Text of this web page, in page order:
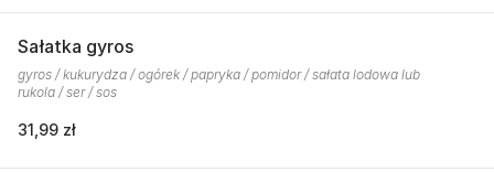
Sałatka gyros
gyros / kukurydza / ogórek / papryka / pomidor / sałata lodowa lub
rukola / ser / sos
31,99 zł